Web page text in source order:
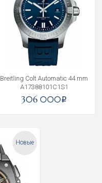
Breitling Colt Automatic 44 mm
A17388101C1S1
306 000i
Новые